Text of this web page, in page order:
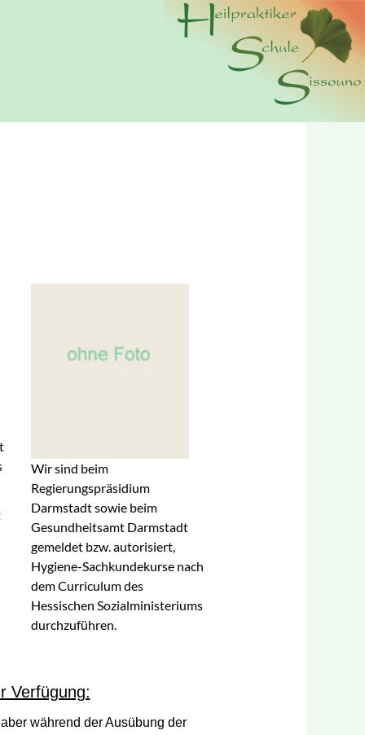
Wir sind beim
Regierungspräsidium
Darmstadt sowie beim
Gesundheitsamt Darmstadt
gemeldet bzw. autorisiert,
Hygiene-Sachkundekurse nach
dem Curriculum des
Hessischen Sozialministeriums
durchzuführen.
Verfügung:
während der Ausübung der
wir Cookies. Durch die weitere Nutzung der Webseite